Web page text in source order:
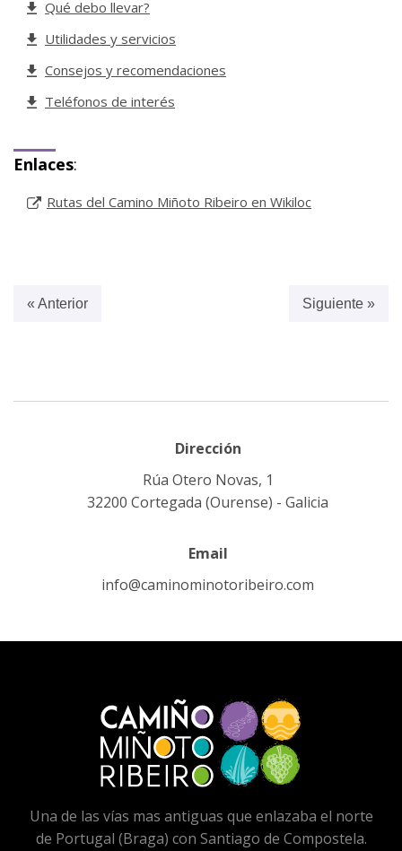
Qué debo llevar?
Utilidades y servicios
Consejos y recomendaciones
Teléfonos de interés
Enlaces:
Rutas del Camino Miñoto Ribeiro en Wikiloc
Siguiente »
« Anterior
Dirección
Rúa Otero Novas, 1
32200 Cortegada (Ourense) - Galicia
Email
info@caminominotoribeiro.com
Una de las vías mas antiguas que enlazaba el norte
de Portugal (Braga) con Santiago de Compostela.